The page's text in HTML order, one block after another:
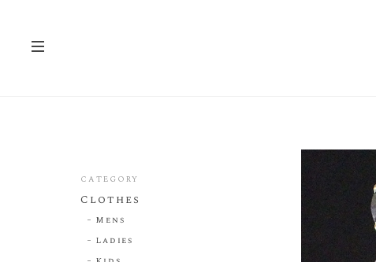
CATEGORY
Clothes
Mens
Ladies